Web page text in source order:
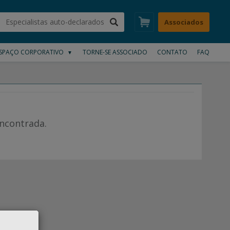
Associados
CORPORATIVO ▼ TORNE-SE ASSOCIADO CONTATO FAQ